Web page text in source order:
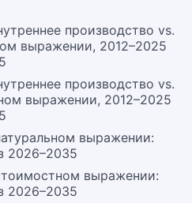
производство vs.
выражении, 2012–2025
производство vs.
выражении, 2012–2025
выражении:
2026–2035
выражении:
2026–2035